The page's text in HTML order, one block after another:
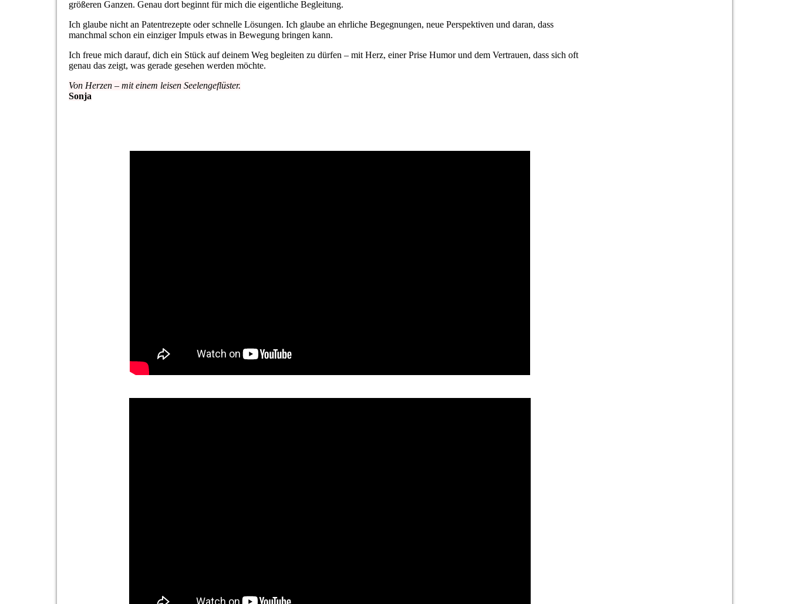
größeren Ganzen. Genau dort beginnt für mich die eigentliche Begleitung.
Ich glaube nicht an Patentrezepte oder schnelle Lösungen. Ich glaube an ehrliche Begegnungen, neue Perspektiven und daran, dass
manchmal schon ein einziger Impuls etwas in Bewegung bringen kann.
Ich freue mich darauf, dich ein Stück auf deinem Weg begleiten zu dürfen – mit Herz, einer Prise Humor und dem Vertrauen, dass sich oft
genau das zeigt, was gerade gesehen werden möchte.
Von Herzen – mit einem leisen Seelengeflüster.
Sonja